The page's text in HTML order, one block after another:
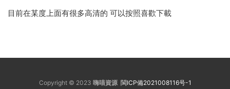
目前在某度上面有很多高清的 可以按照喜歡下載
Copyright © 2023 嗨喵資源 閩ICP備2021008116号-1